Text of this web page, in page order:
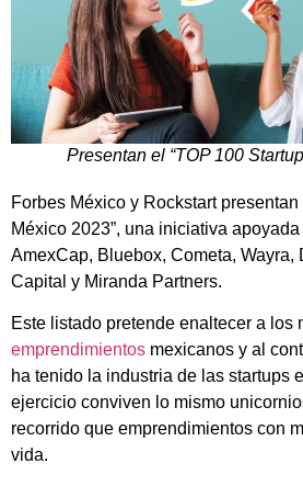
Presentan el “TOP 100
Forbes México y Rockstart
México 2023”, una iniciativa
AmexCap, Bluebox, Cometa, Wayra,
Capital y Miranda Partners.
Este listado pretende enaltecer a los
emprendimientos mexicanos y al
ha tenido la industria de las startups
ejercicio conviven lo mismo
recorrido que emprendimientos con
vida.